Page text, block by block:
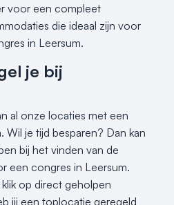
voor een compleet
die ideaal zijn voor
in Leersum.
je bij
al onze locaties met een
je tijd besparen? Dan kan
bij het vinden van de
een congres in Leersum.
op direct geholpen
jij een toplocatie geregeld